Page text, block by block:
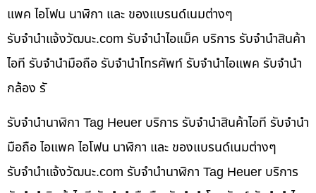
แพค ไอโฟน นาฬิกา และ ของแบรนด์เนมต่างๆ
รับจํานําแจ้งวัฒนะ.com รับจำนำไอแม็ค บริการ รับจำนำสินค้า
ไอที รับจำนำมือถือ รับจำนำโทรศัพท์ รับจำนำไอแพค รับจำนำ
กล้อง รั
รับจำนำนาฬิกา Tag Heuer บริการ รับจำนำสินค้าไอที รับจำนำ
มือถือ ไอแพค ไอโฟน นาฬิกา และ ของแบรนด์เนมต่างๆ
รับจํานําแจ้งวัฒนะ.com รับจำนำนาฬิกา Tag Heuer บริการ